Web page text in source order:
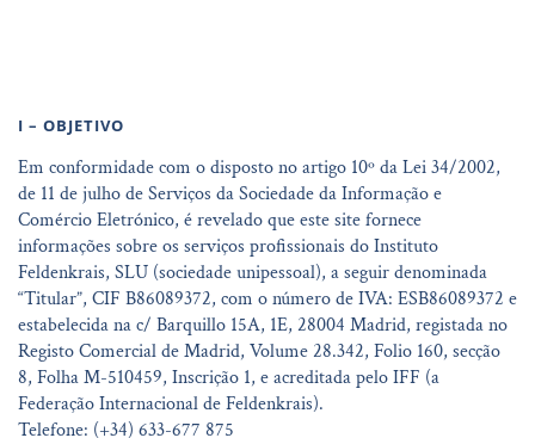
I – OBJETIVO
Em conformidade com o disposto no artigo 10º da Lei 34/2002,
de 11 de julho de Serviços da Sociedade da Informação e
Comércio Eletrónico, é revelado que este site fornece
informações sobre os serviços profissionais do Instituto
Feldenkrais, SLU (sociedade unipessoal), a seguir denominada
“Titular”, CIF B86089372, com o número de IVA: ESB86089372 e
estabelecida na c/ Barquillo 15A, 1E, 28004 Madrid, registada no
Registo Comercial de Madrid, Volume 28.342, Folio 160, secção
8, Folha M-510459, Inscrição 1, e acreditada pelo IFF (a
Federação Internacional de Feldenkrais).
Telefone: (+34) 633-677 875